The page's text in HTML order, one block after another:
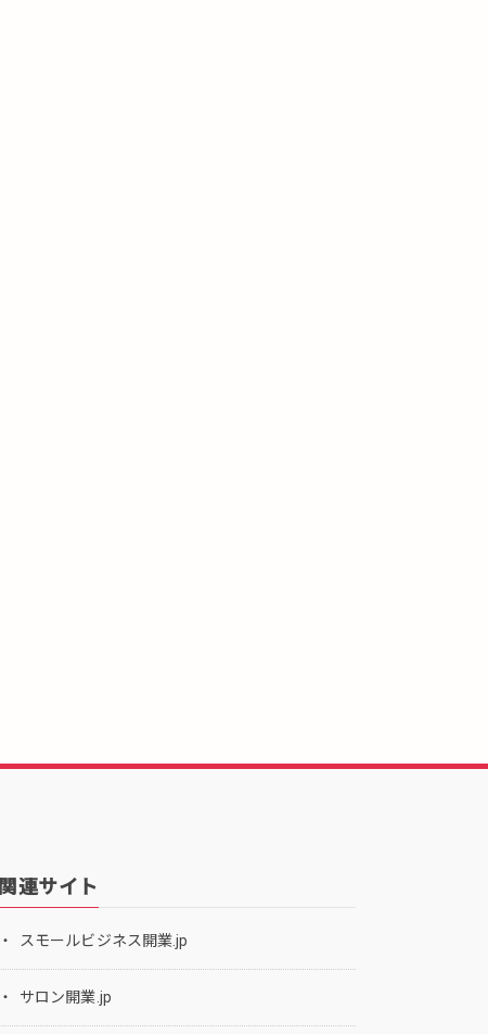
関連サイト
スモールビジネス開業.jp
サロン開業.jp